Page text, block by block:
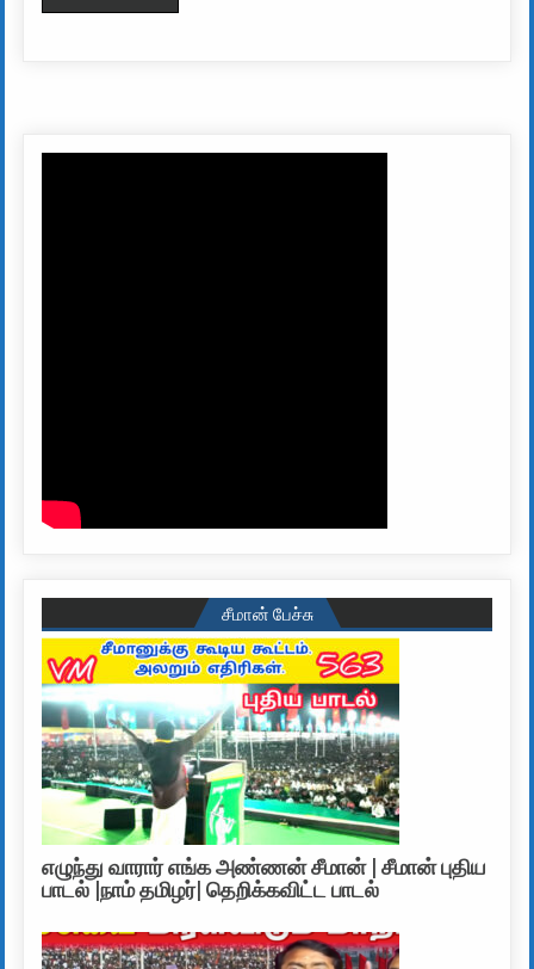
சீமான் பேச்சு
எழுந்து வாரார் எங்க அண்ணன் சீமான் | சீமான் புதிய
பாடல் |நாம் தமிழர்| தெறிக்கவிட்ட பாடல்